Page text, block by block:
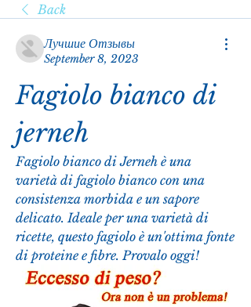
Back
Лучшие Отзывы
September 8, 2023
Fagiolo bianco di
jerneh
Fagiolo bianco di Jerneh è una
varietà di fagiolo bianco con una
consistenza morbida e un sapore
delicato. Ideale per una varietà di
ricette, questo fagiolo è un'ottima fonte
di proteine e fibre. Provalo oggi!